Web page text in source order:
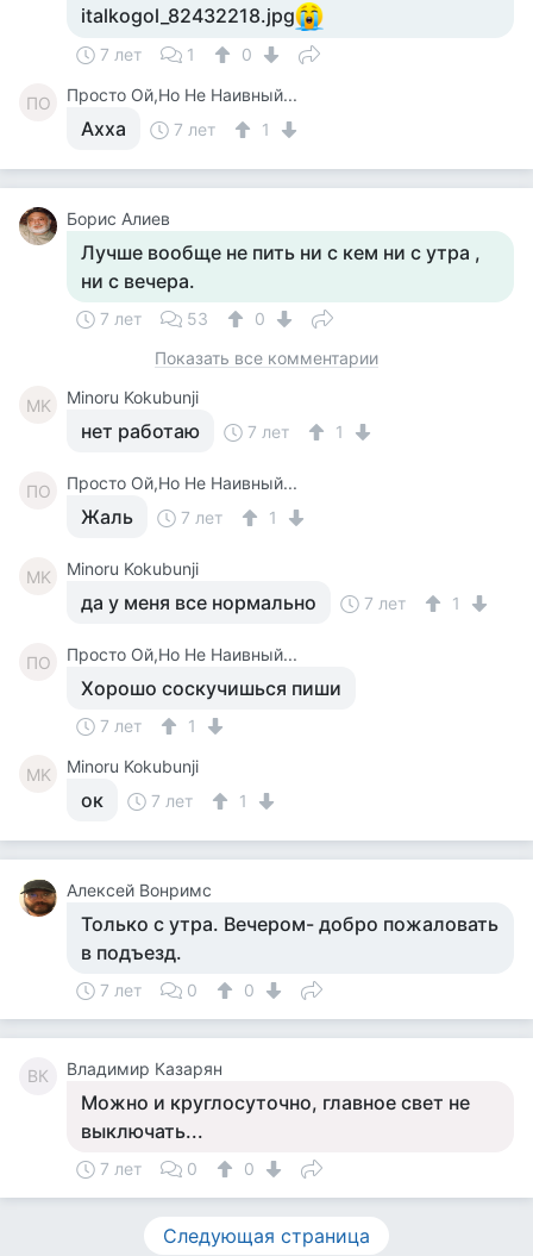
italkogol_82432218.jpg
7 лет 1 0
ПО Просто Ой,Но Не Наивный...
Ахха 7 лет 1
Борис Алиев
Лучше вообще не пить ни с кем ни с утра ,
ни с вечера.
7 лет 53
0
Показать все комментарии
MK Minoru Kokubunji
нет работаю 7 лет 1
ПО Просто Ой,Но Не Наивный...
Жаль 7 лет 1
MK Minoru Kokubunji
да у меня все нормально 7 лет 1
ПО Просто Ой,Но Не Наивный...
Хорошо соскучишься пиши
7 лет 1
MK Minoru Kokubunji
ок 7 лет 1
Алексей Вонримс
Только с утра. Вечером- добро пожаловать
в подъезд.
7 лет 0 0
ВК Владимир Казарян
Можно и круглосуточно, главное свет не
выключать...
7 лет 0 0
Следующая страница